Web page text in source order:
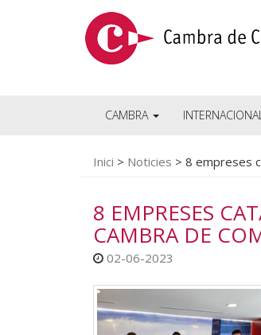
CAMBRA
Inici > Noticies > 8 empreses
8 EMPRESES
CAMBRA DE
02-06-2023